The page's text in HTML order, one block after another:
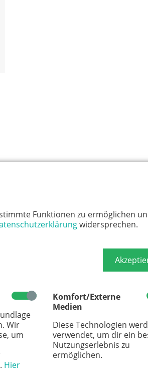
Funktionen zu ermöglichen
widersprechen.
Wir
um
Hier
Komfort/Externe
Medien
Diese Technologien
verwendet, um dir ein
Nutzungserlebnis zu
ermöglichen.